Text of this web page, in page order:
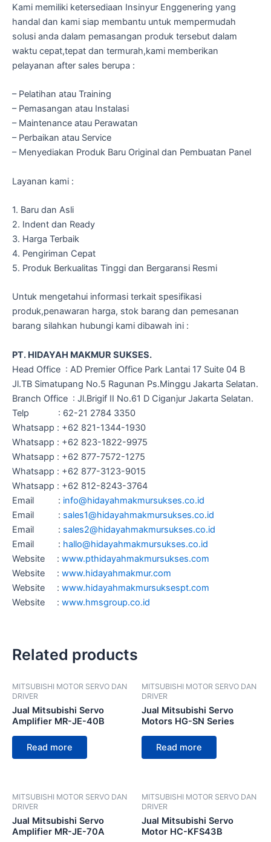
Kami memiliki ketersediaan Insinyur Enggenering yang
handal dan kami siap membantu untuk mempermudah
solusi anda dalam pemasangan produk tersebut dalam
waktu cepat,tepat dan termurah,kami memberikan
pelayanan after sales berupa :
– Pelatihan atau Training
– Pemasangan atau Instalasi
– Maintenance atau Perawatan
– Perbaikan atau Service
– Menyediakan Produk Baru Original dan Pembuatan Panel
Layanan kami :
1. Baru dan Asli
2. Indent dan Ready
3. Harga Terbaik
4. Pengiriman Cepat
5. Produk Berkualitas Tinggi dan Bergaransi Resmi
Untuk mengetahui informasi terkait spesifikasi
produk,penawaran harga, stok barang dan pemesanan
barang silahkan hubungi kami dibawah ini :
PT. HIDAYAH MAKMUR SUKSES.
Head Office : AD Premier Office Park Lantai 17 Suite 04 B
Jl.TB Simatupang No.5 Ragunan Ps.Minggu Jakarta Selatan.
Branch Office : Jl.Brigif II No.61 D Ciganjur Jakarta Selatan.
Telp : 62-21 2784 3350
Whatsapp : +62 821-1344-1930
Whatsapp : +62 823-1822-9975
Whatsapp : +62 877-7572-1275
Whatsapp : +62 877-3123-9015
Whatsapp : +62 812-8243-3764
Email : info@hidayahmakmursukses.co.id
Email : sales1@hidayahmakmursukses.co.id
Email : sales2@hidayahmakmursukses.co.id
Email : hallo@hidayahmakmursukses.co.id
Website : www.pthidayahmakmursukses.com
Website : www.hidayahmakmur.com
Website : www.hidayahmakmursuksespt.com
Website : www.hmsgroup.co.id
Related products
MITSUBISHI MOTOR SERVO DAN
DRIVER
Jual Mitsubishi Servo
Amplifier MR-JE-40B
Read more
MITSUBISHI MOTOR SERVO DAN
DRIVER
Jual Mitsubishi Servo
Motors HG-SN Series
Read more
MITSUBISHI MOTOR SERVO DAN
DRIVER
Jual Mitsubishi Servo
Amplifier MR-JE-70A
MITSUBISHI MOTOR SERVO DAN
DRIVER
Jual Mitsubishi Servo
Motor HC-KFS43B